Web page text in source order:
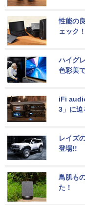
性能の
ェック！
ハイグ
色彩美
iFi
3」に迫
レイズ
登場!!
鳥肌も
た！